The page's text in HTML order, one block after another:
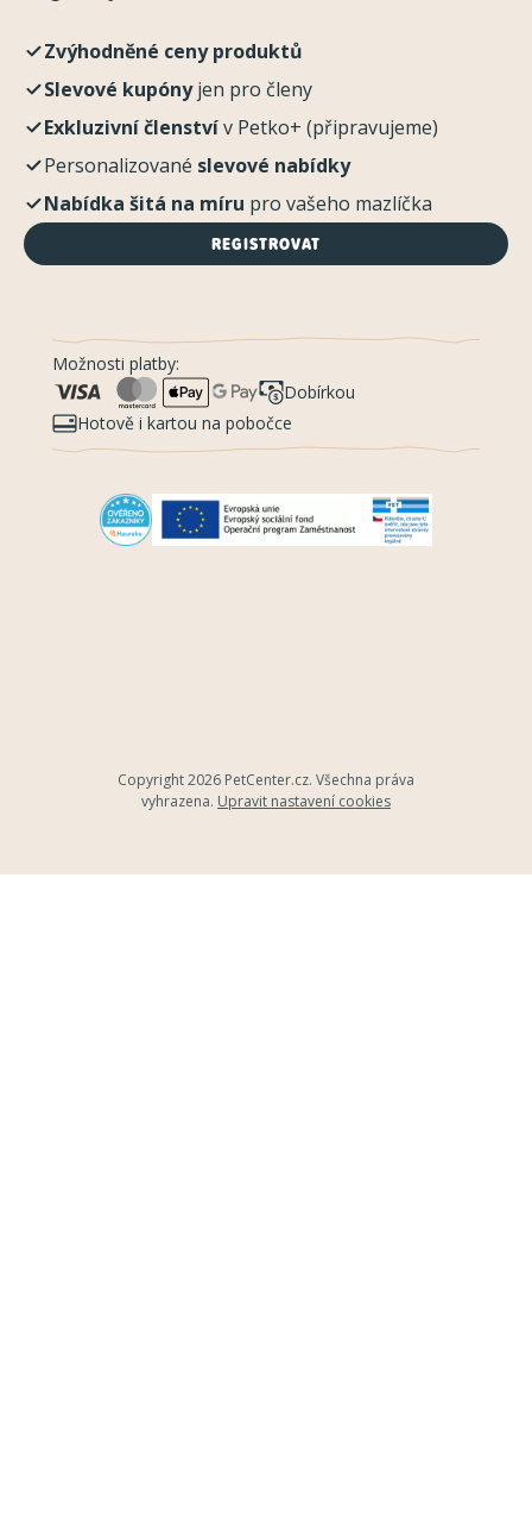
Zvýhodněné ceny produktů
Slevové kupónyjen pro členy
Exkluzivní členstvív Petko+ (připravujeme)
Personalizované slevové nabídky
Nabídka šitá na míru pro vašeho mazlíčka
REGISTROVAT
Možnosti platby:
Dobírkou
Hotově i kartou na pobočce
Copyright 2026 PetCenter.cz. Všechna práva
vyhrazena. Upravit nastavení cookies